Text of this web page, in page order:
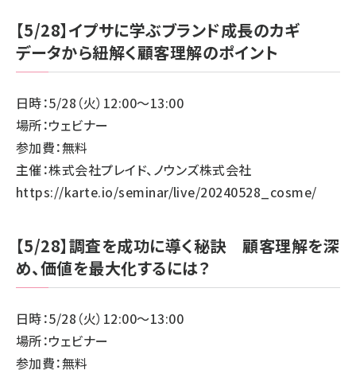
【5/28】イプサに学ぶブランド成長のカギ
データから紐解く顧客理解のポイント
日時：5/28（火）12:00～13:00
場所：ウェビナー
参加費：無料
主催：株式会社プレイド、ノウンズ株式会社
https://karte.io/seminar/live/20240528_cosme/
【5/28】調査を成功に導く秘訣 顧客理解を深
め、価値を最大化するには？
日時：5/28（火）12:00～13:00
場所：ウェビナー
参加費：無料